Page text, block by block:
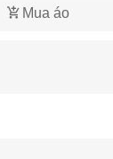
Mua áo